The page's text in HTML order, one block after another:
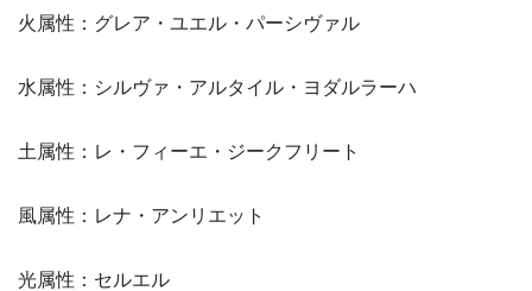
火属性：グレア・ユエル・パーシヴァル
水属性：シルヴァ・アルタイル・ヨダルラーハ
土属性：レ・フィーエ・ジークフリート
風属性：レナ・アンリエット
光属性：セルエル